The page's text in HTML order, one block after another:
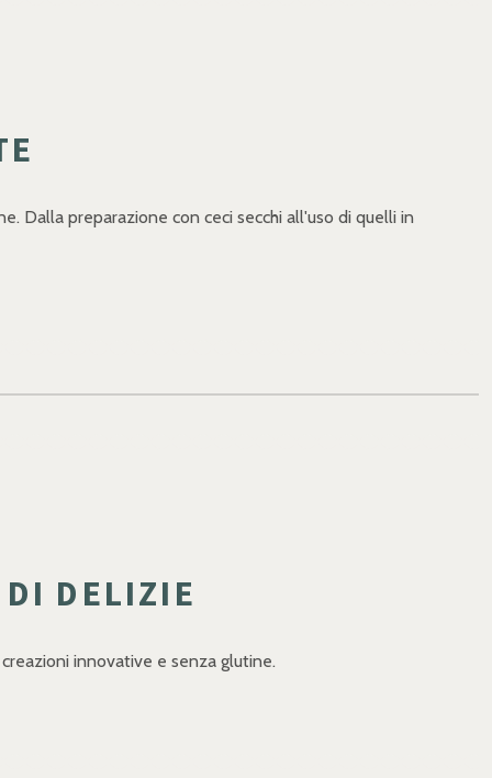
Dalla preparazione con ceci secchi all'uso di quelli in
DELIZIE
innovative e senza glutine.